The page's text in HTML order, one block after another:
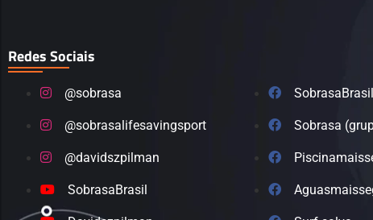
Redes Sociais
@sobrasa
@sobrasalifesavingsport
@davidszpilman
SobrasaBrasil
SobrasaBrasil
Sobrasa